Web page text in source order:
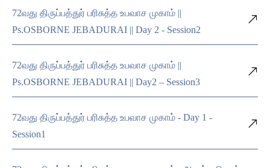
72வது திருப்பத்துர் பரிசுத்த உபவாச முகாம் ||
Ps.OSBORNE JEBADURAI || Day 2 - Session2
72வது திருப்பத்துர் பரிசுத்த உபவாச முகாம் ||
Ps.OSBORNE JEBADURAI || Day2 – Session3
72வது திருப்பத்துர் பரிசுத்த உபவாச முகாம் - Day 1 -
Session1